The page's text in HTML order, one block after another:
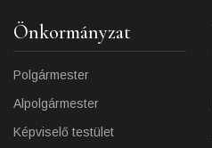
Önkormányzat
Polgármester
Alpolgármester
Képviselő testület